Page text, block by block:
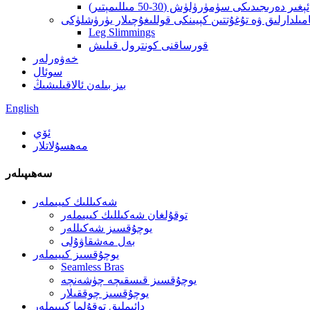
ئېغىر دەرىجىدىكى سۈمۈرۈلۈش (30-50 مىللىمېتىر)
ۋە تۇغۇتتىن كېيىنكى قوللىغۇچىلار يۈرۈشلۈكى
Leg Slimmings
قورساقنى كونترول قىلىش
خەۋەرلەر
سوئال
بىز بىلەن ئالاقىلىشىڭ
English
ئۆي
مەھسۇلاتلار
سەھىپىلەر
شەكىللىك كىيىملەر
توقۇلغان شەكىللىك كىيىملەر
يوچۇقسىز شەكىللەر
بەل مەشقاۋۇلى
يوچۇقسىز كىيىملەر
Seamless Bras
يوچۇقسىز قىسقىچە چۈشەنچە
يوچۇقسىز چوققىلار
دائىملىق توقۇلما كىيىملەر